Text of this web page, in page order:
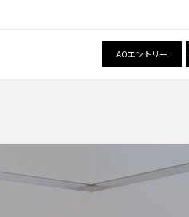
AOエントリー